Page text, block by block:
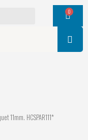
0
Cart
11mm. HCSPAR111*